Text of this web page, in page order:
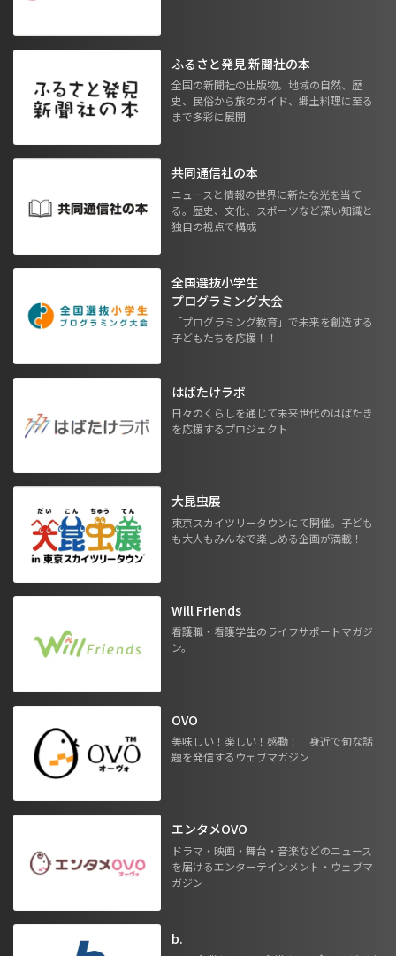
ふるさと発見 新聞社の本
全国の新聞社の出版物。地域の自然、歴
史、民俗から旅のガイド、郷土料理に至る
まで多彩に展開
共同通信社の本
ニュースと情報の世界に新たな光を当て
る。歴史、文化、スポーツなど深い知識と
独自の視点で構成
全国選抜小学生
プログラミング大会
「プログラミング教育」で未来を創造する
子どもたちを応援！！
はばたけラボ
日々のくらしを通じて未来世代のはばたき
を応援するプロジェクト
大昆虫展
東京スカイツリータウンにて開催。子ども
も大人もみんなで楽しめる企画が満載！
Will Friends
看護職・看護学生のライフサポートマガジ
ン。
OVO
美味しい！楽しい！感動！ 身近で旬な話
題を発信するウェブマガジン
エンタメOVO
ドラマ・映画・舞台・音楽などのニュース
を届けるエンターテインメント・ウェブマ
ガジン
b.